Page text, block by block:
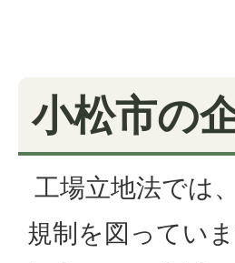
小松市の
工場立地法では
規制を図ってい